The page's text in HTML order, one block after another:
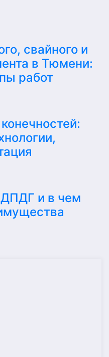
свайного и
в Тюмени:
работ
ДПДГ и в чем